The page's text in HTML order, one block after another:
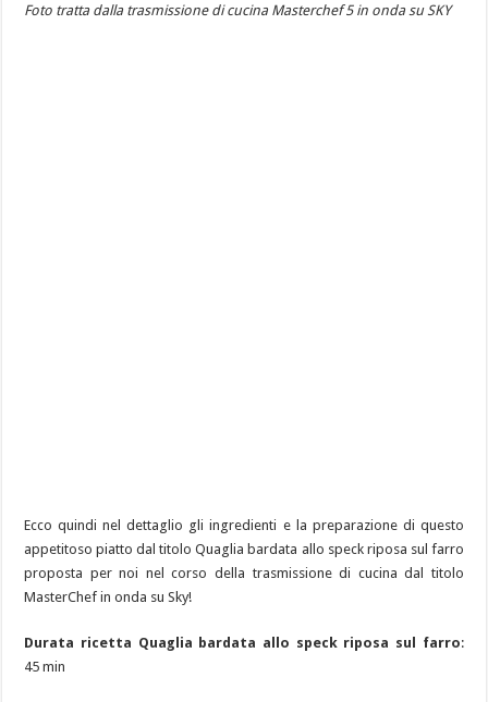
Foto tratta dalla trasmissione di cucina Masterchef 5 in onda su SKY
Ecco quindi nel dettaglio gli ingredienti e la preparazione di questo
appetitoso piatto dal titolo Quaglia bardata allo speck riposa sul farro
proposta per noi nel corso della trasmissione di cucina dal titolo
MasterChef in onda su Sky!
Durata ricetta Quaglia bardata allo speck riposa sul farro:
45 min